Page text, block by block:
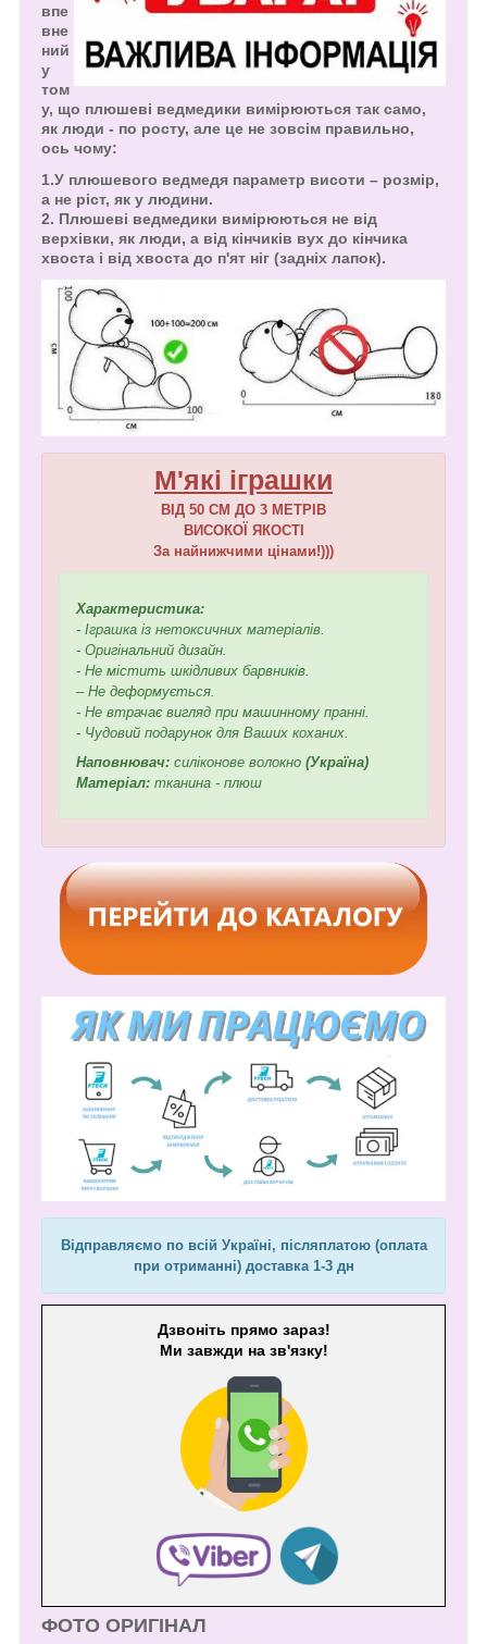
впе
вне
ний
у
том
у, що плюшеві ведмедики вимірюються так само,
як люди - по росту, але це не зовсім правильно,
ось чому:
1.У плюшевого ведмедя параметр висоти – розмір,
а не ріст, як у людини.
2. Плюшеві ведмедики вимірюються не від
верхівки, як люди, а від кінчиків вух до кінчика
хвоста і від хвоста до п'ят ніг (задніх лапок).
М'які іграшки
ВІД 50 СМ ДО 3 МЕТРІВ
ВИСОКОЇ ЯКОСТІ
За найнижчими цінами!)))
Характеристика:
- Іграшка із нетоксичних матеріалів.
- Оригінальний дизайн.
- Не містить шкідливих барвників.
– Не деформується.
- Не втрачає вигляд при машинному пранні.
- Чудовий подарунок для Ваших коханих.
Наповнювач: силіконове волокно (Україна)
Матеріал: тканина - плюш
Відправляємо по всій Україні, післяплатою (оплата
при отриманні) доставка 1-3 дн
Дзвоніть прямо зараз!
Ми завжди на зв'язку!
ФОТО ОРИГІНАЛ